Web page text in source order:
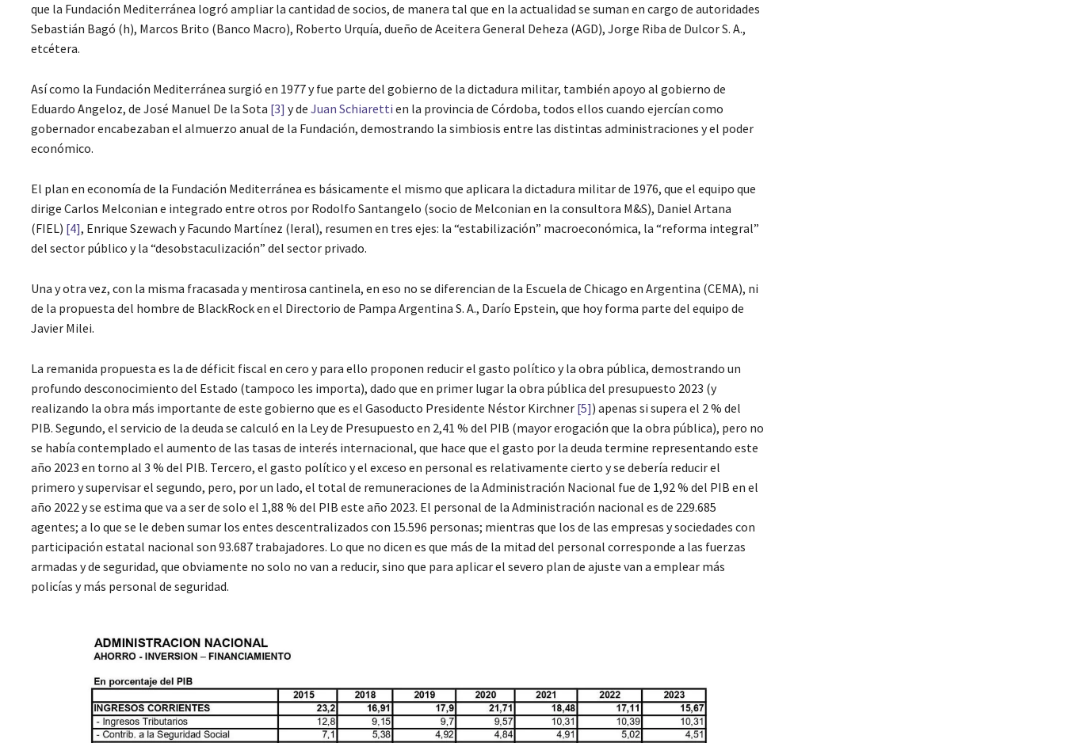
que la Fundación Mediterránea logró ampliar la cantidad de socios, de manera tal que en la actualidad se suman en cargo de autoridades
Sebastián Bagó (h), Marcos Brito (Banco Macro), Roberto Urquía, dueño de Aceitera General Deheza (AGD), Jorge Riba de Dulcor S. A.,
etcétera.
Así como la Fundación Mediterránea surgió en 1977 y fue parte del gobierno de la dictadura militar, también apoyo al gobierno de
Eduardo Angeloz, de José Manuel De la Sota [3] y de Juan Schiaretti en la provincia de Córdoba, todos ellos cuando ejercían como
gobernador encabezaban el almuerzo anual de la Fundación, demostrando la simbiosis entre las distintas administraciones y el poder
económico.
El plan en economía de la Fundación Mediterránea es básicamente el mismo que aplicara la dictadura militar de 1976, que el equipo que
dirige Carlos Melconian e integrado entre otros por Rodolfo Santangelo (socio de Melconian en la consultora M&S), Daniel Artana
(FIEL) [4], Enrique Szewach y Facundo Martínez (Ieral), resumen en tres ejes: la “estabilización” macroeconómica, la “reforma integral”
del sector público y la “desobstaculización” del sector privado.
Una y otra vez, con la misma fracasada y mentirosa cantinela, en eso no se diferencian de la Escuela de Chicago en Argentina (CEMA), ni
de la propuesta del hombre de BlackRock en el Directorio de Pampa Argentina S. A., Darío Epstein, que hoy forma parte del equipo de
Javier Milei.
La remanida propuesta es la de déficit fiscal en cero y para ello proponen reducir el gasto político y la obra pública, demostrando un
profundo desconocimiento del Estado (tampoco les importa), dado que en primer lugar la obra pública del presupuesto 2023 (y
realizando la obra más importante de este gobierno que es el Gasoducto Presidente Néstor Kirchner [5]) apenas si supera el 2 % del
PIB. Segundo, el servicio de la deuda se calculó en la Ley de Presupuesto en 2,41 % del PIB (mayor erogación que la obra pública), pero no
se había contemplado el aumento de las tasas de interés internacional, que hace que el gasto por la deuda termine representando este
año 2023 en torno al 3 % del PIB. Tercero, el gasto político y el exceso en personal es relativamente cierto y se debería reducir el
primero y supervisar el segundo, pero, por un lado, el total de remuneraciones de la Administración Nacional fue de 1,92 % del PIB en el
año 2022 y se estima que va a ser de solo el 1,88 % del PIB este año 2023. El personal de la Administración nacional es de 229.685
agentes; a lo que se le deben sumar los entes descentralizados con 15.596 personas; mientras que los de las empresas y sociedades con
participación estatal nacional son 93.687 trabajadores. Lo que no dicen es que más de la mitad del personal corresponde a las fuerzas
armadas y de seguridad, que obviamente no solo no van a reducir, sino que para aplicar el severo plan de ajuste van a emplear más
policías y más personal de seguridad.